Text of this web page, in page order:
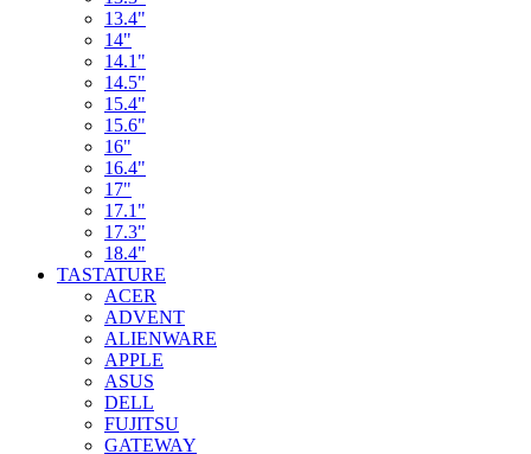
13.4"
14"
14.1"
14.5"
15.4"
15.6"
16"
16.4"
17"
17.1"
17.3"
18.4"
TASTATURE
ACER
ADVENT
ALIENWARE
APPLE
ASUS
DELL
FUJITSU
GATEWAY